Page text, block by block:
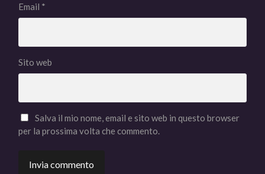
Email *
Sito web
Salva il mio nome, email e sito web in questo browser
per la prossima volta che commento.